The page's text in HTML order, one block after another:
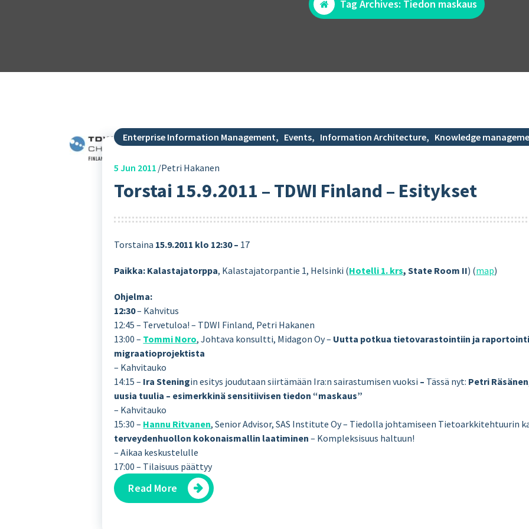
Tag Archives: Tiedon maskaus
Enterprise Information Management, Events, Information Architecture, Knowledge
5 Jun 2011 Petri Hakanen
Torstai 15.9.2011 – TDWI Finland – Esitykset
Torstaina 15.9.2011 klo 12:30 – 17
Paikka: Kalastajatorppa, Kalastajatorpantie 1, Helsinki (Hotelli 1. krs, State Room II) (map)
Ohjelma:
12:30– Kahvitus
12:45 – Tervetuloa! – TDWI Finland, Petri Hakanen
13:00 – Tommi Noro, Johtava konsultti, Midagon Oy – Uutta potkua tietovarastointiin ja
migraatioprojektista
– Kahvitauko
14:15 – Ira Steningin esitys joudutaan siirtämään Ira:n sairastumisen vuoksi – Tässä nyt: Petri Räsänen
uusia tuulia – esimerkkinä sensitiivisen tiedon “maskaus”
– Kahvitauko
15:30 – Hannu Ritvanen, Senior Advisor, SAS Institute Oy – Tiedolla johtamiseen Tietoarkkitehtuurin
terveydenhuollon kokonaismallin laatiminen – Kompleksisuus haltuun!
– Aikaa keskustelulle
17:00 – Tilaisuus päättyy
Read More